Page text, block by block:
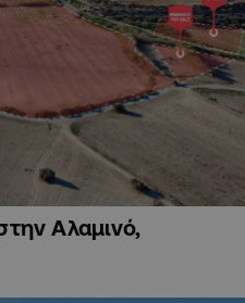
Αλαμινό,